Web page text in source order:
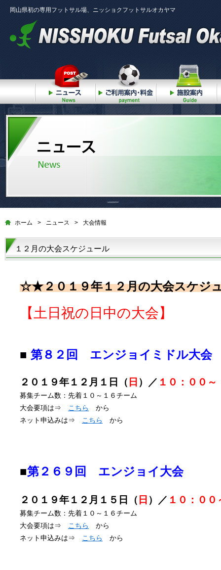
岡山県初の専用フットサル場、ニッショクフットサルオカヤマ
ニュース ご利用案内・料金
ホーム > ニュース > 大会情報
１２月の大会スケジュール
☆★２０１９年１２月の大会スケ
【土日祝の日中の大会】
■ 第８２回 エンジョイミドル大会
２０１９年１２月１日（ 日 ）／ １０：００～
募集チーム数：先着１０～１６チーム
大会要項は⇒
こちら
から
ネット申込みは⇒
こちら から
■第２６９回 エンジョイ大会
２０１９年１２月１５日（ 日 ）／ １０：００
募集チーム数：先着１０～１６チーム
大会要項は⇒
こちら
から
ネット申込みは⇒
こちら から